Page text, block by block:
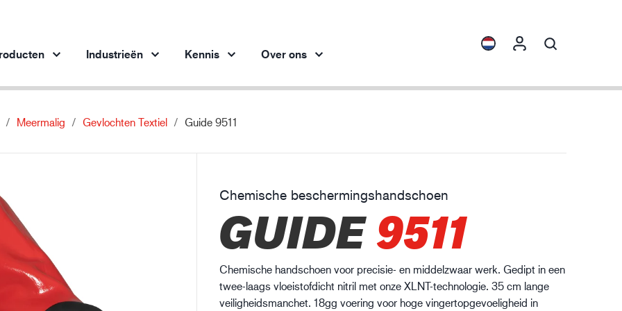
Machinebouw
Olie- en gasindustrie
Bouw en constructie
Logistiek
HXFIBR™
SPARX™
XLNT™
XTRM™
Industrieën
Machinebouw
Kennis Over ons
Meermalig Gevlochten Textiel Guide 9511
Chemische beschermingshandschoen
GUIDE9511
Chemische handschoen voor precisie- en middelzwaar werk. Gedipt in een
twee-laags vloeistofdicht nitril met onze XLNT-technologie. 35 cm lange
veiligheidsmanchet. 18gg voering voor hoge vingertopgevoeligheid in